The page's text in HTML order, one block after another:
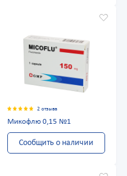
2 отзыва
Микофлю 0,15 №1
Сообщить о наличии